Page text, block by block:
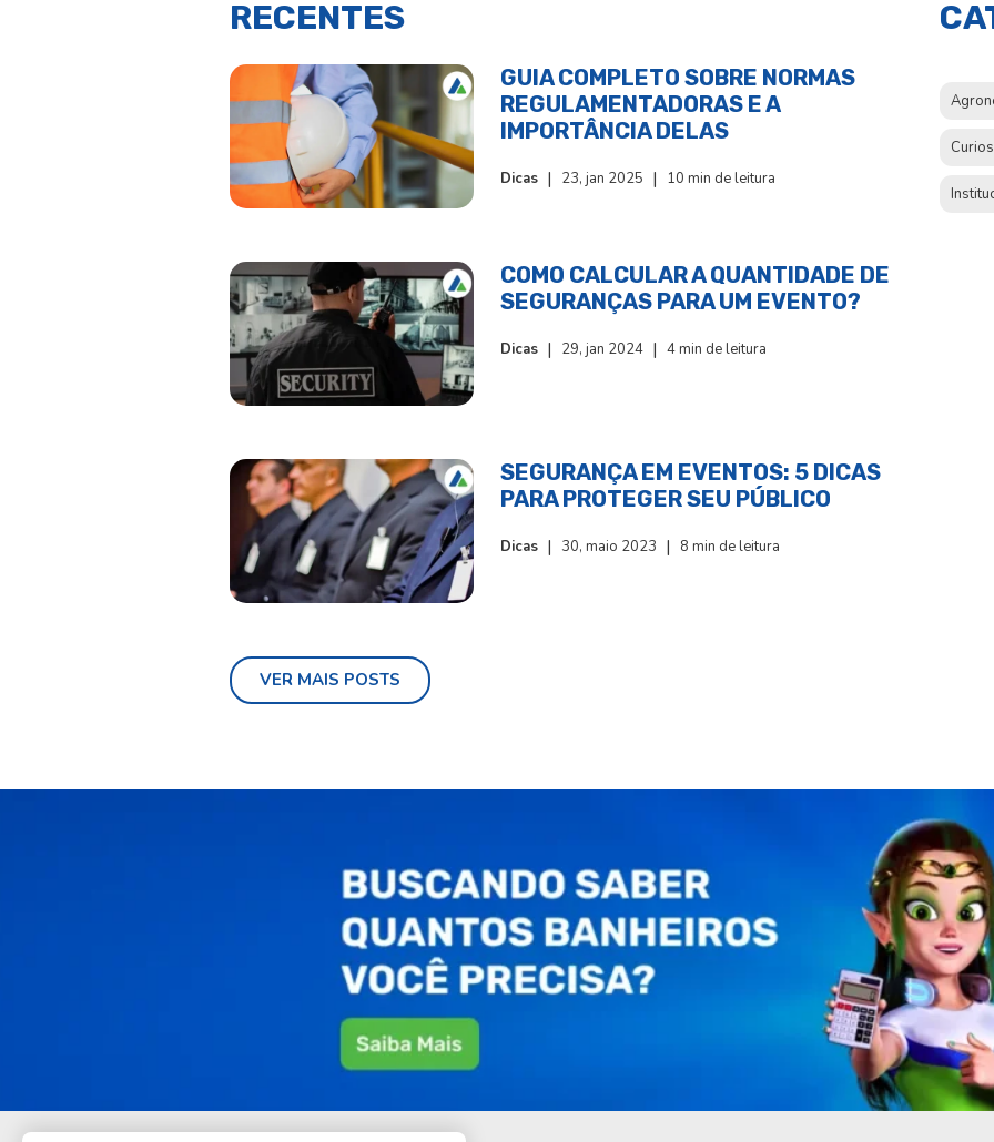
RECENTES
GUIA COMPLETO SOBRE NORMAS
REGULAMENTADORAS E A
IMPORTÂNCIA DELAS
Dicas | 23, jan 2025 | 10 min de leitura
COMO CALCULAR A QUANTIDADE DE
SEGURANÇAS PARA UM EVENTO?
Dicas | 29, jan 2024 | 4 min de leitura
SEGURANÇA EM EVENTOS: 5 DICAS
PARA PROTEGER SEU PÚBLICO
Dicas | 30, maio 2023 | 8 min de leitura
VER MAIS POSTS